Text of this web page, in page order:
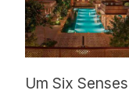
Um Six